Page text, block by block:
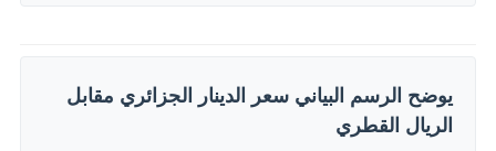
يوضح الرسم البياني سعر الدينار الجزائري مقابل
الريال القطري